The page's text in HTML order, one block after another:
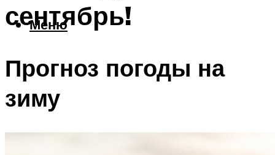
Меню
сентябрь!
Прогноз погоды на
зиму